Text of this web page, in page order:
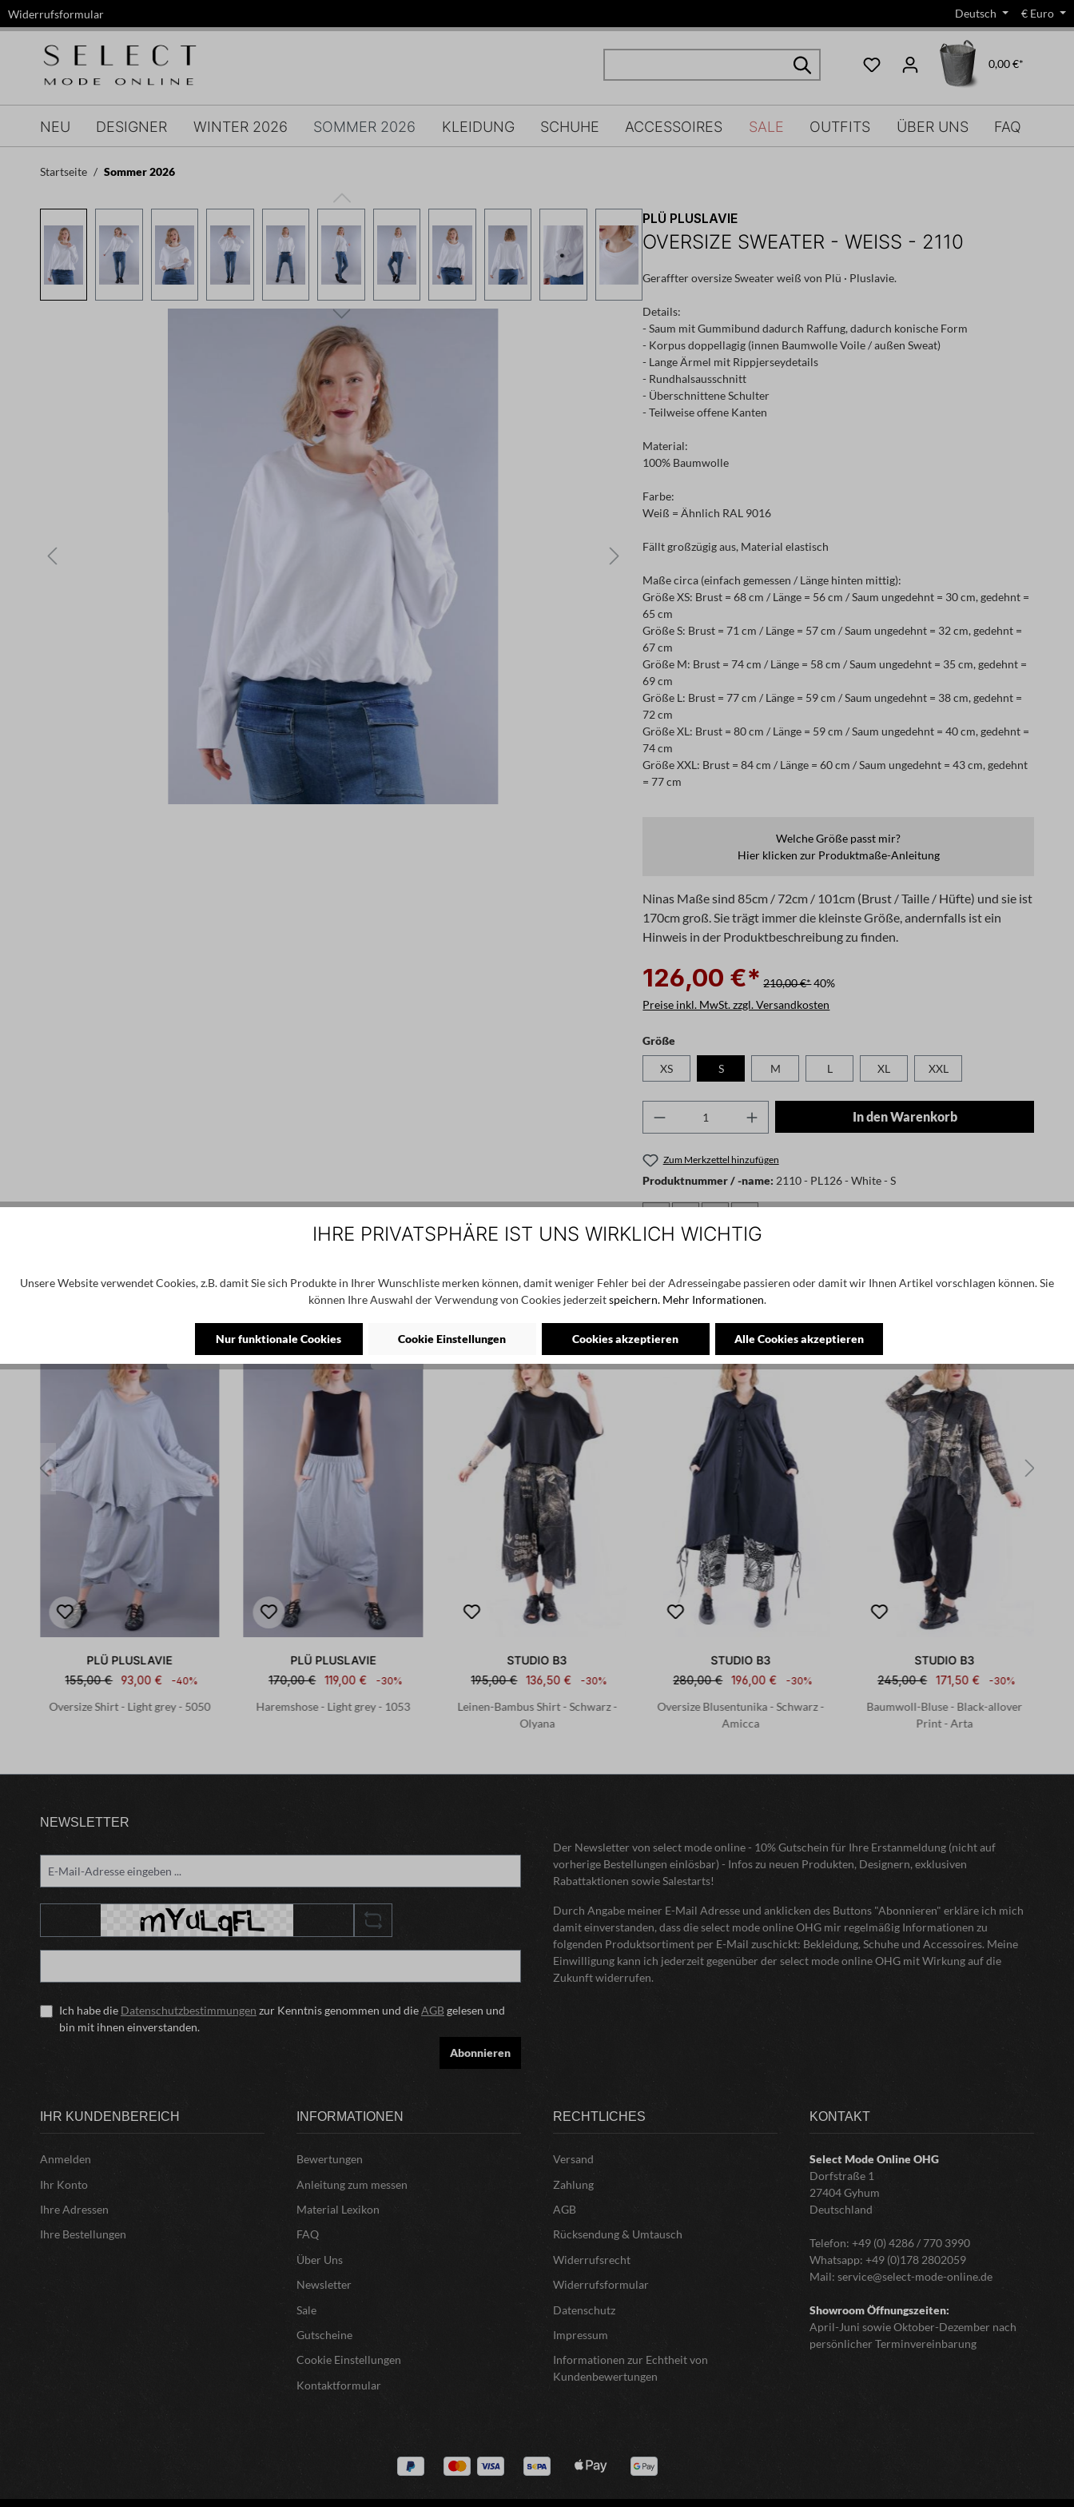
Zur Hauptnavigation springen
Widerrufsformular Deutsch € Euro
0,00 €*
NEU DESIGNER WINTER 2026 SOMMER 2026 KLEIDUNG SCHUHE ACCESSOIRES SALE OUTFITS ÜBER UNS FAQ
Startseite Sommer 2026
PLÜ PLUSLAVIE
OVERSIZE SWEATER - WEISS - 2110
Geraffter oversize Sweater weiß von Plü · Pluslavie.
Details:
- Saum mit Gummibund dadurch Raffung, dadurch konische Form
- Korpus doppellagig (innen Baumwolle Voile / außen Sweat)
- Lange Ärmel mit Rippjerseydetails
- Rundhalsausschnitt
- Überschnittene Schulter
- Teilweise offene Kanten
Material:
100% Baumwolle
Farbe:
Weiß = Ähnlich RAL 9016
Fällt großzügig aus, Material elastisch
Maße circa (einfach gemessen / Länge hinten mittig):
Größe XS: Brust = 68 cm / Länge = 56 cm / Saum ungedehnt = 30 cm, gedehnt =
65 cm
Größe S: Brust = 71 cm / Länge = 57 cm / Saum ungedehnt = 32 cm, gedehnt =
67 cm
Größe M: Brust = 74 cm / Länge = 58 cm / Saum ungedehnt = 35 cm, gedehnt =
69 cm
Größe L: Brust = 77 cm / Länge = 59 cm / Saum ungedehnt = 38 cm, gedehnt =
72 cm
Größe XL: Brust = 80 cm / Länge = 59 cm / Saum ungedehnt = 40 cm, gedehnt =
74 cm
Größe XXL: Brust = 84 cm / Länge = 60 cm / Saum ungedehnt = 43 cm, gedehnt
= 77 cm
Welche Größe passt mir?
Hier klicken zur Produktmaße-Anleitung
Ninas Maße sind 85cm / 72cm / 101cm (Brust / Taille / Hüfte) und sie ist
170cm groß. Sie trägt immer die kleinste Größe, andernfalls ist ein
Hinweis in der Produktbeschreibung zu finden.
126,00 €* 210,00 €*40%
Preise inkl. MwSt. zzgl. Versandkosten
Größeauswählen
XS S M L XL XXL
Produkt Anzahl: Gib den gewünschten Wert ein
In den Warenkorb
Zum Merkzettel hinzufügen
Produktnummer / -name: 2110 - PL126 - White - S
Angaben zum Hersteller: PLUSLAVIE Ltd. Vasili Krokou 17 Panayiotis Court /
SALE
PLÜ PLUSLAVIE
155,00 €
93,00 € -40%
Oversize Shirt - Light grey - 5050
PLÜ PLUSLAVIE
170,00 €
119,00 € -30%
Haremshose - Light grey - 1053
SALE
STUDIO B3
195,00 €
136,50 € -30%
Leinen-Bambus Shirt - Schwarz -
Olyana
SALE
STUDIO B3
280,00 €
196,00 € -30%
Oversize Blusentunika - Schwarz -
Amicca
STUDIO B3
245,00 €
171,50 € -30%
Baumwoll-Bluse - Black-allover
Print - Arta
NEWSLETTER
Ich habe die Datenschutzbestimmungen zur Kenntnis genommen und dieAGBgelesen und
bin mit ihnen einverstanden.
Abonnieren
Der Newsletter von select mode online - 10% Gutschein für Ihre Erstanmeldung (nicht auf
vorherige Bestellungen einlösbar) - Infos zu neuen Produkten, Designern, exklusiven
Rabattaktionen sowie Salestarts!
Durch Angabe meiner E-Mail Adresse und anklicken des Buttons "Abonnieren" erkläre ich mich
damit einverstanden, dass die select mode online OHG mir regelmäßig Informationen zu
folgenden Produktsortiment per E-Mail zuschickt: Bekleidung, Schuhe und Accessoires. Meine
Einwilligung kann ich jederzeit gegenüber der select mode online OHG mit Wirkung auf die
Zukunft widerrufen.
IHR KUNDENBEREICH
Anmelden
Ihr Konto
Ihre Adressen
Ihre Bestellungen
INFORMATIONEN
Bewertungen
Anleitung zum messen
Material Lexikon
FAQ
Über Uns
Newsletter
Sale
Gutscheine
Cookie Einstellungen
Kontaktformular
RECHTLICHES
Versand
Zahlung
AGB
Rücksendung & Umtausch
Widerrufsrecht
Widerrufsformular
Datenschutz
Impressum
Informationen zur Echtheit von
Kundenbewertungen
KONTAKT
Select Mode OnlineOHG
Dorfstraße 1
27404 Gyhum
Deutschland
Telefon: +49 (0) 4286 / 770 3990
Whatsapp: +49 (0)178 2802059
Mail: service@select-mode-online.de
Showroom Öffnungszeiten:
April-Juni sowie Oktober-Dezember nach
persönlicher Terminvereinbarung
IHRE PRIVATSPHÄRE IST UNS WIRKLICH WICHTIG
Unsere Website verwendet Cookies, z.B. damit Sie sich Produkte in Ihrer Wunschliste merken können, damit weniger Fehler bei der Adresseingabe passieren oder damit wir Ihnen Artikel vorschlagen können. Sie
können Ihre Auswahl der Verwendung von Cookies jederzeitspeichern. Mehr Informationen.
Nur funktionale Cookies Cookie Einstellungen Cookies akzeptieren Alle Cookies akzeptieren